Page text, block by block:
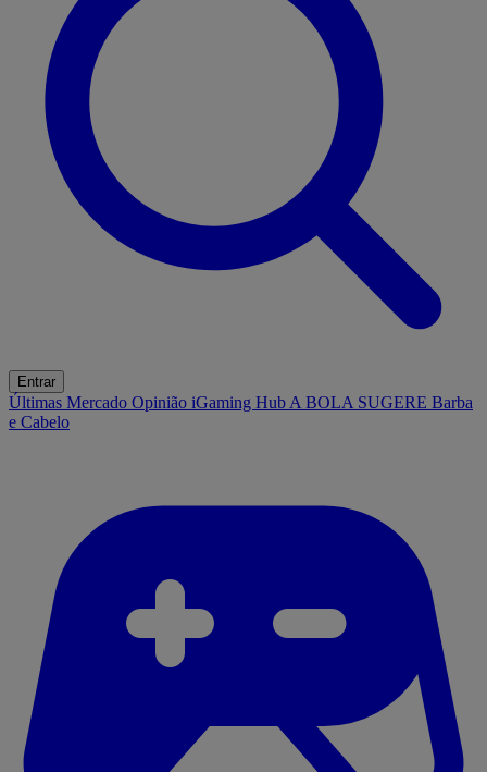
Entrar
Últimas Mercado Opinião iGaming Hub A BOLA SUGERE Barba
e Cabelo